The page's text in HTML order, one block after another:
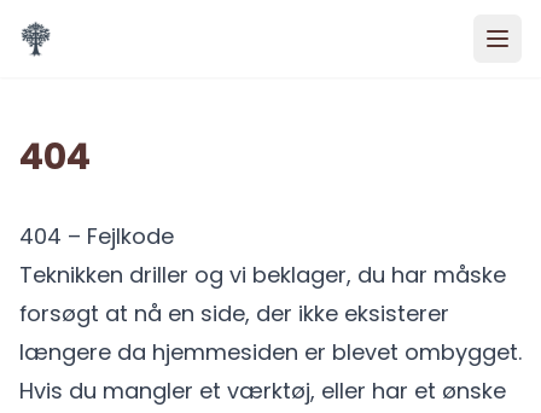
404
404 – Fejlkode
Teknikken driller og vi beklager, du har måske
forsøgt at nå en side, der ikke eksisterer
længere da hjemmesiden er blevet ombygget.
Hvis du mangler et værktøj, eller har et ønske